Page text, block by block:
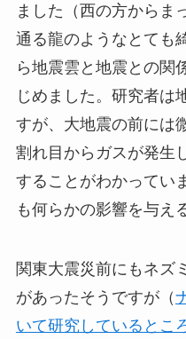
ました（西の方からま
通る龍のようなとても
ら地震雲と地震との関
じめました。研究者は
すが、大地震の前には
割れ目からガスが発生
することがわかってい
も何らかの影響を与え
関東大震災前にもネズ
があったそうですが（
いて研究しているとこ